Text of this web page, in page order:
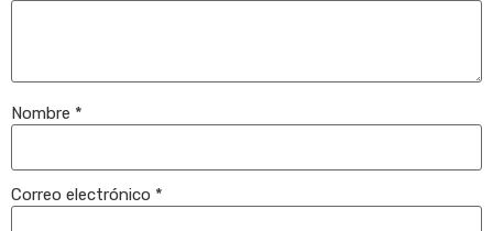
Nombre *
Correo electrónico *